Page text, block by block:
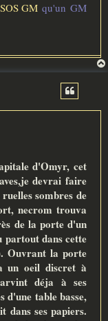
SOS GMqu'un GM
d'Omyr, cet
devrai faire
sombres de
necrom trouva
de la porte d'un
partout dans cette
Ouvrant la porte
un oeil discret à
déja à ses
d'une table basse,
dans ses papiers.